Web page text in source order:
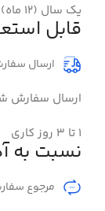
یک سال (۱۲ ماه)
قابل
ارسال
ارسال سفارش
۱ تا 3 روز کاری
نسبت به
مرجوع